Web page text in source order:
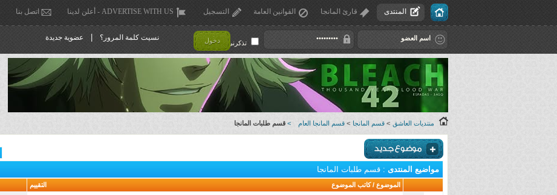
المنتدى قارئ المانجا القوانين العامة التسجيل ADVERTISE WITH US - أعلن لدينا اتصل بنا
تذكرني ! دخول نسيت كلمة المرور؟ عضوية جديدة
منتديات العاشق > قسم المانجا > قسم المانجا العام > قسم طلبات المانجا
مواضيع المنتدى : قسم طلبات المانجا
التقييم الموضوع /كاتب الموضوع